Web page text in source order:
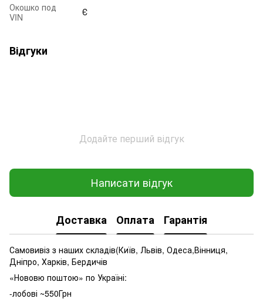
Окошко под
VIN
Є
Відгуки
Додайте перший відгук
Написати відгук
Доставка Оплата Гарантія
Самовивіз з наших складів(Київ, Львів, Одеса,Вінниця,
Дніпро, Харків, Бердичів
«Нововю поштою» по Україні:
-лобові ~550Грн